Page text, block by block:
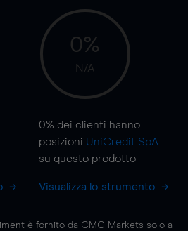
0%
N/A
0% dei clienti hanno
posizioni UniCredit SpA
su questo prodotto
Visualizza lo strumento
è fornito da CMC Markets solo a